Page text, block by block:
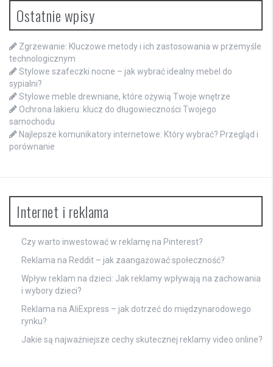
Ostatnie wpisy
Zgrzewanie: Kluczowe metody i ich zastosowania w przemyśle
technologicznym
Stylowe szafeczki nocne – jak wybrać idealny mebel do
sypialni?
Stylowe meble drewniane, które ożywią Twoje wnętrze
Ochrona lakieru: klucz do długowieczności Twojego
samochodu
Najlepsze komunikatory internetowe: Który wybrać? Przegląd i
porównanie
Internet i reklama
Czy warto inwestować w reklamę na Pinterest?
Reklama na Reddit – jak zaangażować społeczność?
Wpływ reklam na dzieci: Jak reklamy wpływają na zachowania
i wybory dzieci?
Reklama na AliExpress – jak dotrzeć do międzynarodowego
rynku?
Jakie są najważniejsze cechy skutecznej reklamy video online?